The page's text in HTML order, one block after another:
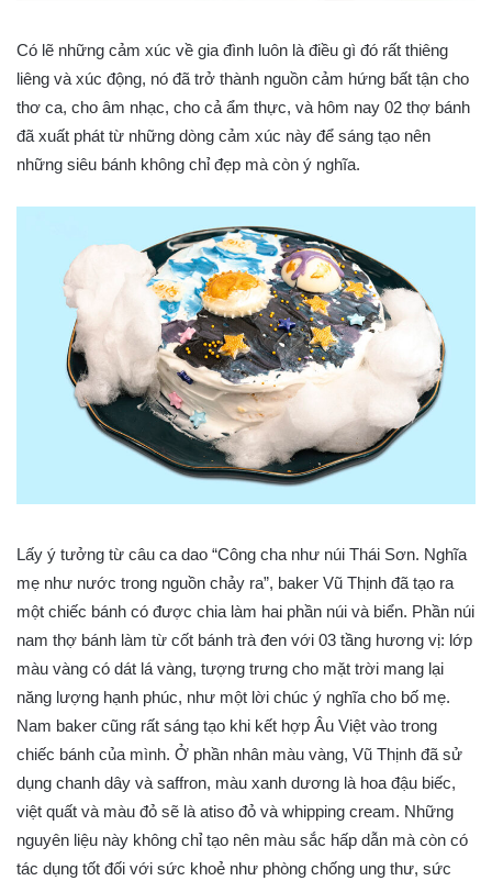
Có lẽ những cảm xúc về gia đình luôn là điều gì đó rất thiêng
liêng và xúc động, nó đã trở thành nguồn cảm hứng bất tận cho
thơ ca, cho âm nhạc, cho cả ẩm thực, và hôm nay 02 thợ bánh
đã xuất phát từ những dòng cảm xúc này để sáng tạo nên
những siêu bánh không chỉ đẹp mà còn ý nghĩa.
Lấy ý tưởng từ câu ca dao “Công cha như núi Thái Sơn. Nghĩa
mẹ như nước trong nguồn chảy ra”, baker Vũ Thịnh đã tạo ra
một chiếc bánh có được chia làm hai phần núi và biển. Phần núi
nam thợ bánh làm từ cốt bánh trà đen với 03 tầng hương vị: lớp
màu vàng có dát lá vàng, tượng trưng cho mặt trời mang lại
năng lượng hạnh phúc, như một lời chúc ý nghĩa cho bố mẹ.
Nam baker cũng rất sáng tạo khi kết hợp Âu Việt vào trong
chiếc bánh của mình. Ở phần nhân màu vàng, Vũ Thịnh đã sử
dụng chanh dây và saffron, màu xanh dương là hoa đậu biếc,
việt quất và màu đỏ sẽ là atiso đỏ và whipping cream. Những
nguyên liệu này không chỉ tạo nên màu sắc hấp dẫn mà còn có
tác dụng tốt đối với sức khoẻ như phòng chống ung thư, sức